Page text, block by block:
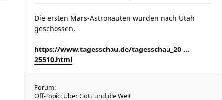
Die ersten Mars-Astronauten wurden nach Utah
geschossen.
https://www.tagesschau.de/tagesschau_20 ...
25510.html
Forum:
Off-Topic: Über Gott und die Welt